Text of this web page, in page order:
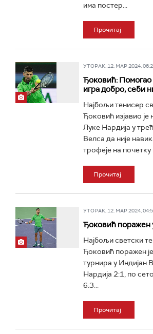
има постер...
Прочитај
УТОРАК, 12. МАР 2024,
Ђоковић: Помогао
игра добро, себи
Најбољи тенисер
Ђоковић изјавио
Луке Нардија у
Велса да није
трофеје на почетку
Прочитај
УТОРАК, 12. МАР 2024,
Ђоковић поражен
Најбољи светски
Ђоковић поражен
турнира у Индијан
Нардија 2:1, по
6:3...
Прочитај